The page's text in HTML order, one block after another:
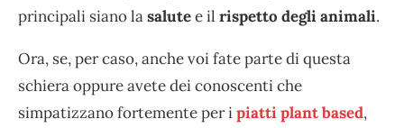
principali siano lasalutee il rispetto degli animali.
Ora, se, per caso, anche voi fate parte di questa
schiera oppure avete dei conoscenti che
simpatizzano fortemente per ipiatti plant based,